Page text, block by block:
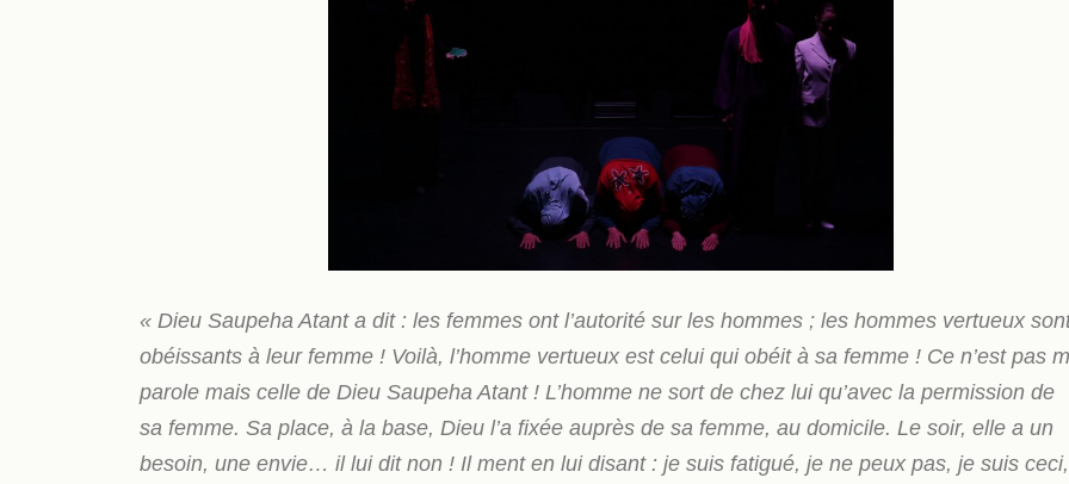
« Dieu Saupeha Atant a dit : les femmes ont l’autorité sur les hommes ; les hommes vertueux
obéissants à leur femme ! Voilà, l’homme vertueux est celui qui obéit à sa femme ! Ce n’est pas
parole mais celle de Dieu Saupeha Atant ! L’homme ne sort de chez lui qu’avec la permission de
sa femme. Sa place, à la base, Dieu l’a fixée auprès de sa femme, au domicile. Le soir, elle a un
besoin, une envie… il lui dit non ! Il ment en lui disant : je suis fatigué, je ne peux pas, je suis ceci,